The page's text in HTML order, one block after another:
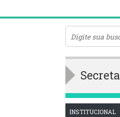
INSTITUCIONAL